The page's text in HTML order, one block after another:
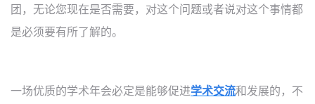
团 ， 无论您现在是否需要 ， 对这个问题或者说对这个事情都
是必须要有所了解的。
一场优质的学术年会必定是能够促进学术交流和发展的 ， 不